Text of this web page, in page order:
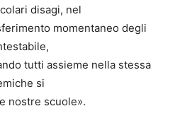
disagi, nel
momentaneo degli
tutti assieme nella stessa
si
nostre scuole».